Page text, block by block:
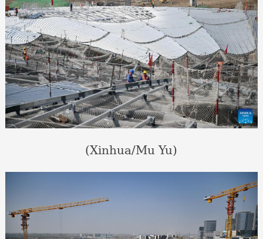
(Xinhua/Mu Yu)